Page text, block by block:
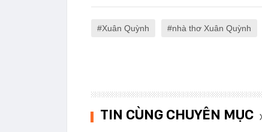
Xuân Quỳnh nhà thơ Xuân Quỳnh
TIN CÙNG CHUYÊN MỤC